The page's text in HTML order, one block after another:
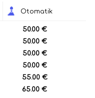
Otomatik
50.00 €
50.00 €
50.00 €
50.00 €
55.00 €
65.00 €